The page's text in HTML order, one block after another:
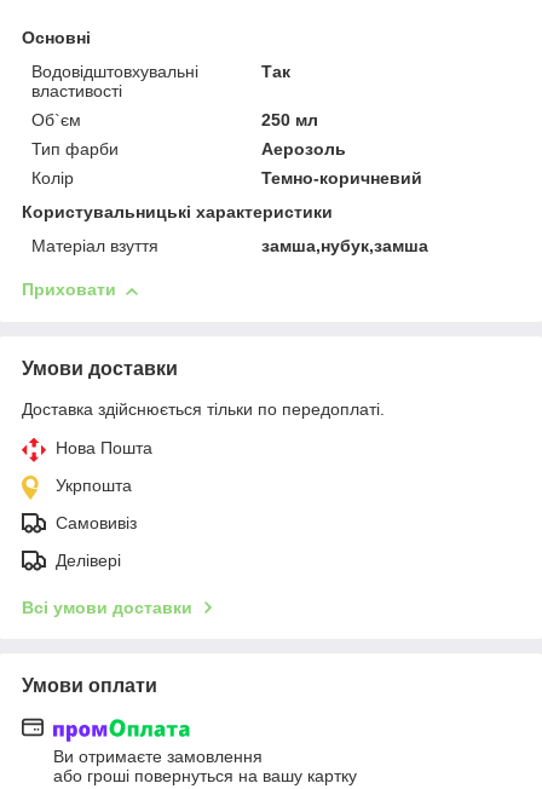
Основні
Водовідштовхувальні
властивості
Так
Об`єм
250 мл
Тип фарби
Аерозоль
Колір
Темно-коричневий
Користувальницькі характеристики
Матеріал взуття
замша,нубук,замша
Приховати
Умови доставки
Доставка здійснюється тільки по передоплаті.
Нова Пошта
Укрпошта
Самовивіз
Делівері
Всі умови доставки
Умови оплати
Ви отримаєте замовлення
або гроші повернуться на вашу картку